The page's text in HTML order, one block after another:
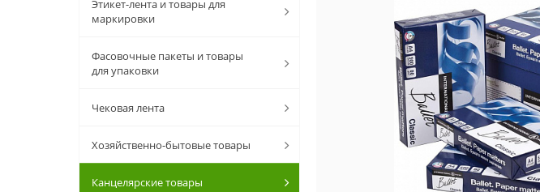
Этикет-лента и товары для
маркировки
Фасовочные пакеты и товары
для упаковки
Чековая лента
Хозяйственно-бытовые товары
Канцелярские товары